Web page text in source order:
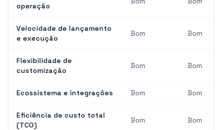
operação
Velocidade de lançamento
e execução
Bom Bom
Flexibilidade de
customização
Bom Bom
Ecossistema e integrações Bom Bom
Eficiência de custo total
(TCO)
Bom Bom